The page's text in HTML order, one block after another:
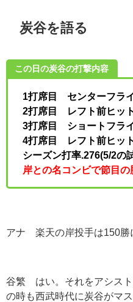
炭谷を語る
この日の炭谷の打撃内容
1打席目 センターフラ
2打席目 レフト前ヒッ
3打席目 ショートフラ
4打席目 レフト前ヒッ
シーズン打率.276(5/2の
岸との名コンビで節目の
アナ 楽天の岸投手は150勝
谷繁 はい。それをアシス
の時も西武時代に炭谷がマ